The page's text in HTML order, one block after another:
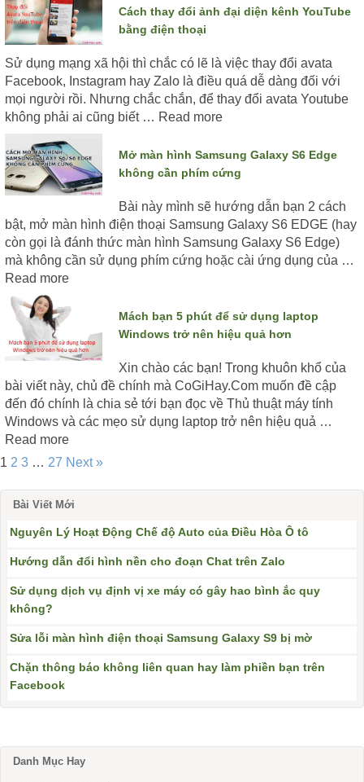
Cách thay đổi ảnh đại diện kênh YouTube
bằng điện thoại
Sử dụng mạng xã hội thì chắc có lẽ là việc thay đổi avata
Facebook, Instagram hay Zalo là điều quá dễ dàng đối với
mọi người rồi. Nhưng chắc chắn, để thay đổi avata Youtube
không phải ai cũng biết … Read more
Mở màn hình Samsung Galaxy S6 Edge
không cần phím cứng
Bài này mình sẽ hướng dẫn bạn 2 cách
bật, mở màn hình điện thoại Samsung Galaxy S6 EDGE (hay
còn gọi là đánh thức màn hình Samsung Galaxy S6 Edge)
mà không cần sử dụng phím cứng hoặc cài ứng dụng của …
Read more
Mách bạn 5 phút để sử dụng laptop
Windows trở nên hiệu quả hơn
Xin chào các bạn! Trong khuôn khổ của
bài viết này, chủ đề chính mà CoGiHay.Com muốn đề cập
đến đó chính là chia sẻ tới bạn đọc về Thủ thuật máy tính
Windows và các mẹo sử dụng laptop trở nên hiệu quả …
Read more
1 2 3 … 27 Next »
Bài Viết Mới
Nguyên Lý Hoạt Động Chế độ Auto của Điều Hòa Ô tô
Hướng dẫn đổi hình nền cho đoạn Chat trên Zalo
Sử dụng dịch vụ định vị xe máy có gây hao bình ắc quy
không?
Sửa lỗi màn hình điện thoại Samsung Galaxy S9 bị mờ
Chặn thông báo không liên quan hay làm phiền bạn trên
Facebook
Danh Mục Hay